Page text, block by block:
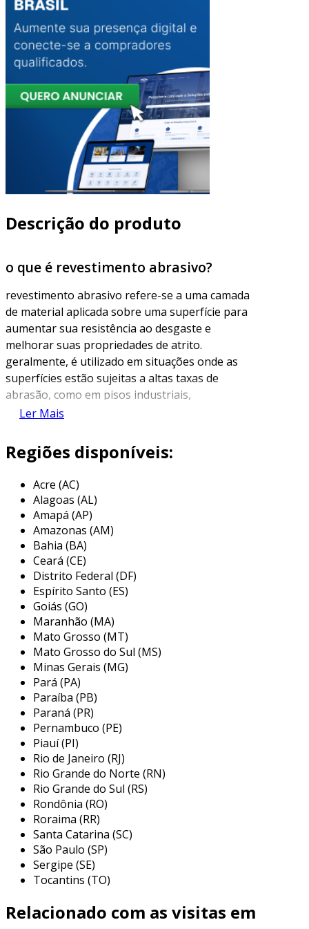
Descrição do produto
o que é revestimento abrasivo?
revestimento abrasivo refere-se a uma camada
de material aplicada sobre uma superfície para
aumentar sua resistência ao desgaste e
melhorar suas propriedades de atrito.
geralmente, é utilizado em situações onde as
superfícies estão sujeitas a altas taxas de
abrasão, como em pisos industriais,
equipamentos de transporte e peças de
feitos com uma variedade de materiais,
incluindo areia, grãos de cerâmica e borracha,
dependendo das exigências específicas do
ambiente de aplicação.
o revestimento abrasivo não apenas prolonga
a vida útil das superfícies, mas também pode
melhorar a segurança ao aumentar a
aderência. por essa razão, eles são
frequentemente encontrados em áreas onde
escorregamentos são comuns, como rampas,
escadas e plataformas. a escolha do tipo de
revestimento e do material deve ser feita com
base nas condições de uso, como a intensidade
do desgaste e a carga esperada.
principais aplicações do
revestimento abrasivo
o revestimento abrasivo é amplamente
utilizado em setores industriais e comerciais
devido à sua versatilidade e durabilidade. suas
aplicações variam conforme as necessidades
específicas de cada ambiente. entre as
principais aplicações, destacam-se:
pisos industriais:
depósitos utilizam revestimentos
abrasivos em seus pisos para resistir ao
desgaste causado por veículos e
equipamentos pesados.
Ler Mais
Regiões disponíveis:
Acre (AC)
Alagoas (AL)
Amapá (AP)
Amazonas (AM)
Bahia (BA)
Ceará (CE)
Distrito Federal (DF)
Espírito Santo (ES)
Goiás (GO)
Maranhão (MA)
Mato Grosso (MT)
Mato Grosso do Sul (MS)
Minas Gerais (MG)
Pará (PA)
Paraíba (PB)
Paraná (PR)
Pernambuco (PE)
Piauí (PI)
Rio de Janeiro (RJ)
Rio Grande do Norte (RN)
Rio Grande do Sul (RS)
Rondônia (RO)
Roraima (RR)
Santa Catarina (SC)
São Paulo (SP)
Sergipe (SE)
Tocantins (TO)
Relacionado com as visitas em